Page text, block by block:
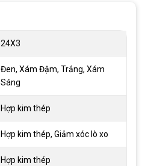
24X3
Đen, Xám Đậm, Trắng, Xám
Sáng
Hợp kim thép
Hợp kim thép, Giảm xóc lò xo
Hợp kim thép